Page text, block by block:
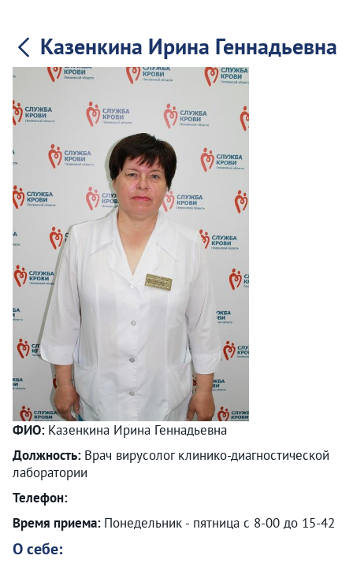
Казенкина Ирина Геннадьевна
ФИО: Казенкина Ирина Геннадьевна
Должность: Врач вирусолог клинико-диагностической
лаборатории
Телефон:
Время приема: Понедельник - пятница с 8-00 до 15-42
О себе: